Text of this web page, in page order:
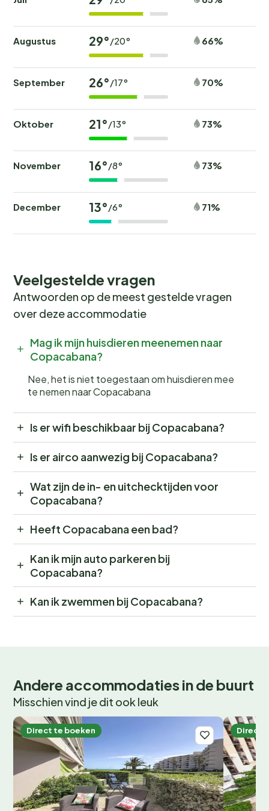
Augustus 29°/20° 66%
September 26°/17° 70%
Oktober 21°/13° 73%
November 16°/8° 73%
December 13°/6° 71%
Veelgestelde vragen
Antwoorden op de meest gestelde vragen
over deze accommodatie
Mag ik mijn huisdieren meenemen naar
Copacabana?
Nee, het is niet toegestaan om huisdieren mee
te nemen naar Copacabana
Is er wifi beschikbaar bij Copacabana?
Is er airco aanwezig bij Copacabana?
Wat zijn de in- en uitchecktijden voor
Copacabana?
Heeft Copacabana een bad?
Kan ik mijn auto parkeren bij
Copacabana?
Kan ik zwemmen bij Copacabana?
Andere accommodaties in de buurt
Misschien vind je dit ook leuk
Direct te boeken Direct